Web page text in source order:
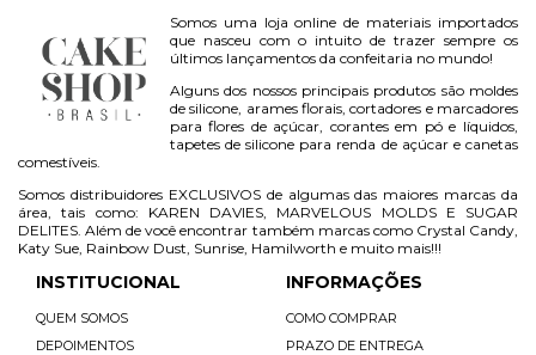
Somos uma loja online de materiais importados
que nasceu com o intuito de trazer sempre os
últimos lançamentos da confeitaria no mundo!
Alguns dos nossos principais produtos são moldes
de silicone, arames florais, cortadores e marcadores
para flores de açúcar, corantes em pó e líquidos,
tapetes de silicone para renda de açúcar e canetas
comestíveis.
Somos distribuidores EXCLUSIVOS de algumas das maiores marcas da
área, tais como: KAREN DAVIES, MARVELOUS MOLDS E SUGAR
DELITES. Além de você encontrar também marcas como Crystal Candy,
Katy Sue, Rainbow Dust, Sunrise, Hamilworth e muito mais!!!
INSTITUCIONAL
QUEM SOMOS
DEPOIMENTOS
INFORMAÇÕES
COMO COMPRAR
PRAZO DE ENTREGA